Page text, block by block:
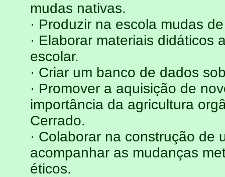
mudas nativas.
· Produzir na escola mudas
· Elaborar materiais didáticos
escolar.
· Criar um banco de dados
· Promover a aquisição de
importância da agricultura
Cerrado.
· Colaborar na construção de
acompanhar as mudanças
éticos.